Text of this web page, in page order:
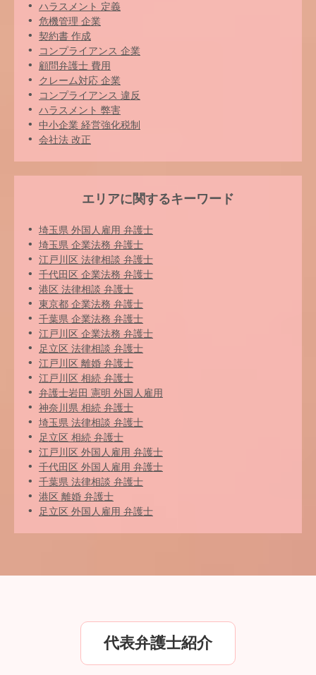
ハラスメント 定義
危機管理 企業
契約書 作成
コンプライアンス 企業
顧問弁護士 費用
クレーム対応 企業
コンプライアンス 違反
ハラスメント 弊害
中小企業 経営強化税制
会社法 改正
エリアに関するキーワード
埼玉県 外国人雇用 弁護士
埼玉県 企業法務 弁護士
江戸川区 法律相談 弁護士
千代田区 企業法務 弁護士
港区 法律相談 弁護士
東京都 企業法務 弁護士
千葉県 企業法務 弁護士
江戸川区 企業法務 弁護士
足立区 法律相談 弁護士
江戸川区 離婚 弁護士
江戸川区 相続 弁護士
弁護士岩田 憲明 外国人雇用
神奈川県 相続 弁護士
埼玉県 法律相談 弁護士
足立区 相続 弁護士
江戸川区 外国人雇用 弁護士
千代田区 外国人雇用 弁護士
千葉県 法律相談 弁護士
港区 離婚 弁護士
足立区 外国人雇用 弁護士
代表弁護士紹介